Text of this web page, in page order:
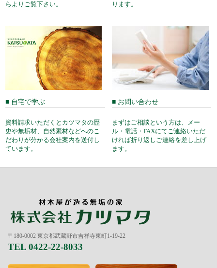
らよりご覧下さい。
ります。
■ 自宅で学ぶ
資料請求いただくとカツマタの歴
史や無垢材、自然素材などへのこ
だわりが分かる会社案内を送付し
ています。
■ お問い合わせ
まずはご相談という方は、メー
ル・電話・FAXにてご連絡いただ
ければ折り返しご連絡を差し上げ
ます。
〒180-0002 東京都武蔵野市吉祥寺東町1-19-22
TEL 0422-22-8033